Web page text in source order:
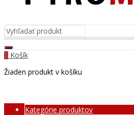
0 Košík
Žiaden produkt v košíku
Kategórie produktov